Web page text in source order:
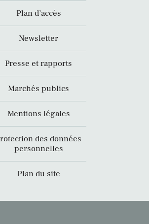
Plan d’accès
Newsletter
Presse et rapports
Marchés publics
Mentions légales
des données
personnelles
Plan du site